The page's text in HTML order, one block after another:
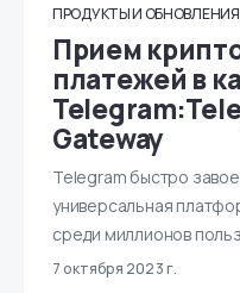
ПРОДУКТЫ И ОБНОВЛЕНИЯ
Прием
платежей в
Gateway
Telegram быстро
универсальная
среди миллионов
7 октября 2023 г.